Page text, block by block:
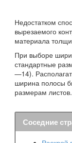
Недостатком
вырезаемого
материала
При выборе
стандартные
—14).
ширина полосы
размерам листов.
Соседние